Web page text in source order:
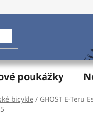
poukážky
bicykle / GHOST E-Teru